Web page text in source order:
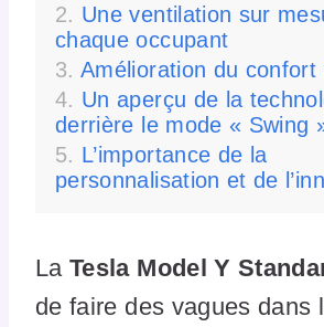
Une ventilation sur
chaque occupant
Amélioration du confort
Un aperçu de la
derrière le mode « Swing
L’importance de la
personnalisation et de
LaTesla Model Y
de faire des vagues dans